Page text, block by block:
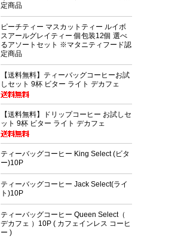
定商品
ピーチティー マスカットティー ルイボ
スアールグレイティー 個包装12個 選べ
るアソートセット ※マタニティフード認
定商品
【送料無料】ティーバッグコーヒーお試
しセット 9杯 ビター ライト デカフェ
【送料無料】ドリップコーヒー お試しセ
ット 9杯 ビター ライト デカフェ
ティーバッグコーヒー King Select (ビタ
ー)10P
ティーバッグコーヒー Jack Select(ライ
ト)10P
ティーバッグコーヒー Queen Select（
デカフェ ）10P ( カフェインレス コーヒ
ー )